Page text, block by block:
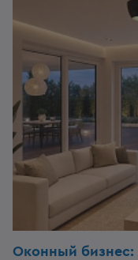
Оконный бизнес: